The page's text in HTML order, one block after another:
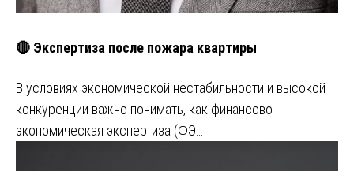
🔴 Экспертиза после пожара квартиры
В условиях экономической нестабильности и высокой
конкуренции важно понимать, как финансово-
экономическая экспертиза (ФЭ…